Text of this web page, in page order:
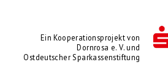
Ein Kooperationsprojekt von
Dornrosa e. V. und
Ostdeutscher Sparkassenstiftung